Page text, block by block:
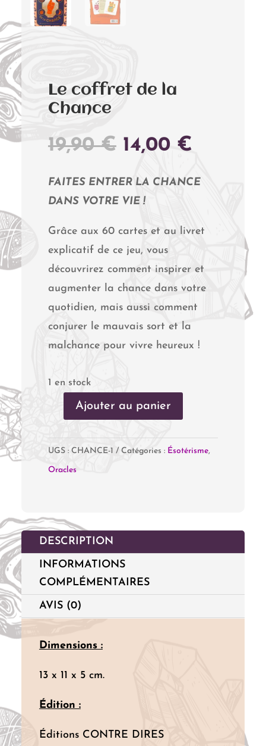
Le coffret de la
Chance
19,90€ LE
INITIAL
ÉTAIT :
19,90 €.
14,00 €LE
FAITES ENTRER LA CHANCE
DANS VOTRE VIE !
Grâce aux 60 cartes et au livret
explicatif de ce jeu, vous
découvrirez comment inspirer et
augmenter la chance dans votre
quotidien, mais aussi comment
conjurer le mauvais sort et la
malchance pour vivre heureux !
1 en stock
quantité
Le
coffret
Chance
Ajouter au panier
UGS : CHANCE-1 Catégories : Ésotérisme,
Oracles
DESCRIPTION
INFORMATIONS
COMPLÉMENTAIRES
AVIS (0)
Dimensions :
13 x 11 x 5 cm.
Édition :
Éditions CONTRE DIRES